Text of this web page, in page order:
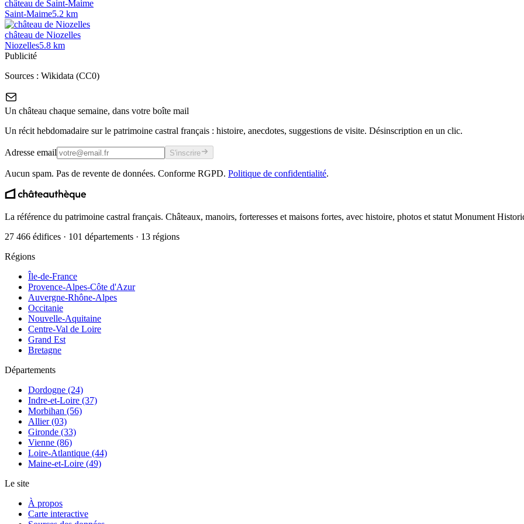
château de Saint-Maime
Saint-Maime5.2 km
château de Niozelles
Niozelles5.8 km
Publicité
Sources : Wikidata (CC0)
Un château chaque semaine, dans votre boîte mail
Un récit hebdomadaire sur le patrimoine castral français : histoire, anecdotes, suggestions de visite. Désinscription en un clic.
Adresse email S'inscrire
Aucun spam. Pas de revente de données. Conforme RGPD. Politique de confidentialité.
La référence du patrimoine castral français. Châteaux, manoirs, forteresses et maisons fortes, avec histoire, photos et statut Monument
27 466 édifices · 101 départements · 13 régions
Régions
Île-de-France
Provence-Alpes-Côte d'Azur
Auvergne-Rhône-Alpes
Occitanie
Nouvelle-Aquitaine
Centre-Val de Loire
Grand Est
Bretagne
Départements
Dordogne (24)
Indre-et-Loire (37)
Morbihan (56)
Allier (03)
Gironde (33)
Vienne (86)
Loire-Atlantique (44)
Maine-et-Loire (49)
Le site
À propos
Carte interactive